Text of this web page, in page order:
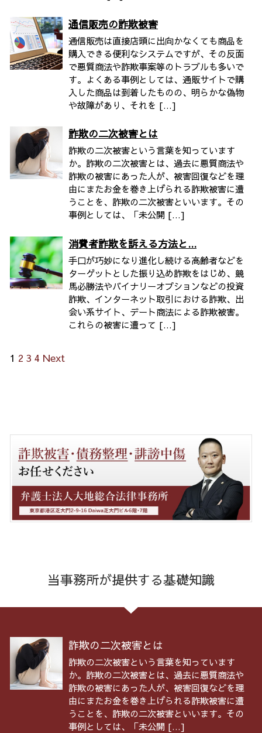
通信販売の詐欺被害
通信販売は直接店頭に出向かなくても商品を
購入できる便利なシステムですが、その反面
で悪質商法や詐欺事案等のトラブルも多いで
す。よくある事例としては、通販サイトで購
入した商品は到着したものの、明らかな偽物
や故障があり、それを […]
詐欺の二次被害とは
詐欺の二次被害という言葉を知っています
か。詐欺の二次被害とは、過去に悪質商法や
詐欺の被害にあった人が、被害回復などを理
由にまたお金を巻き上げられる詐欺被害に遭
うことを、詐欺の二次被害といいます。その
事例としては、「未公開 […]
消費者詐欺を訴える方法と...
手口が巧妙になり進化し続ける高齢者などを
ターゲットとした振り込め詐欺をはじめ、競
馬必勝法やバイナリーオプションなどの投資
詐欺、インターネット取引における詐欺、出
会い系サイト、デート商法による詐欺被害。
これらの被害に遭って […]
1 2 3 4 Next
当事務所が提供する基礎知識
詐欺の二次被害とは
詐欺の二次被害という言葉を知っています
か。詐欺の二次被害とは、過去に悪質商法や
詐欺の被害にあった人が、被害回復などを理
由にまたお金を巻き上げられる詐欺被害に遭
うことを、詐欺の二次被害といいます。その
事例としては、「未公開 […]